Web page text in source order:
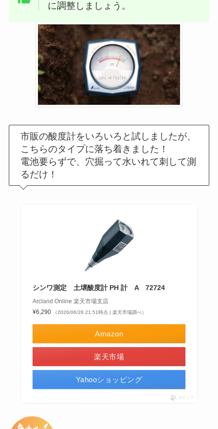
に調整しましょう。
市販の酸度計をいろいろと試しましたが、
こちらのタイプに落ち着きました！
電池要らずで、穴掘って水いれて刺して測
るだけ！
シンワ測定 土壌酸度計 PH 計 A 72724
Arcland Online 楽天市場支店
¥6,290
（2026/06/28 21:51時点 | 楽天市場調べ）
Amazon
楽天市場
Yahooショッピング
ポチップ